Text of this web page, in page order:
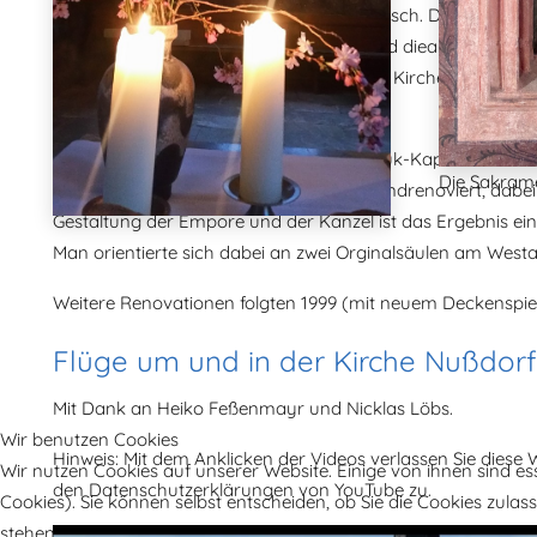
Die
Nußdorf wird in den Folgejahren französisch. Die Kirche
als Simultaneum benutzt. Am Schluss sind diea die
katholische Kirche und die altkatholische Kirche.
Ab 1911,
nach dem Bau der katholischen Nepomuk-Kapelle am
Kirchengemeinde genutzt. Sie wurde grundrenoviert,
Gestaltung der Empore und der Kanzel ist das Ergebnis
Man orientierte sich dabei an zwei Orginalsäulen am
Weitere Renovationen folgten 1999 (mit neuem
Flüge um und in der Kirche Nußdorf
Mit Dank an Heiko Feßenmayr und Nicklas Löbs.
Hinweis: Mit dem Anklicken der Videos verlassen Sie
den Datenschutzerklärungen von YouTube zu.
Wir benutzen Cookies
Wir nutzen Cookies auf unserer Website. Einige von ihnen sind
Cookies). Sie können selbst entscheiden, ob Sie die Cookies